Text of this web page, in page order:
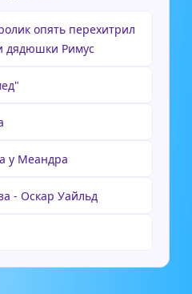
опять перехитрил
дядюшки Римус
у Меандра
- Оскар Уайльд